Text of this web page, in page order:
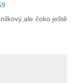
čoko ještě